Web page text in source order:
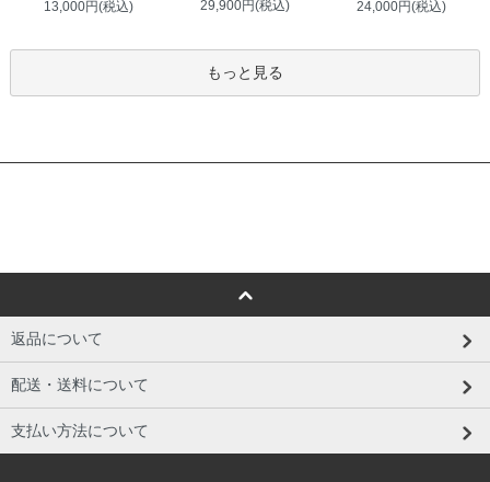
13,000円(税込) 29,900円(税込) 24,000円(税込)
もっと見る
返品について
配送・送料について
支払い方法について